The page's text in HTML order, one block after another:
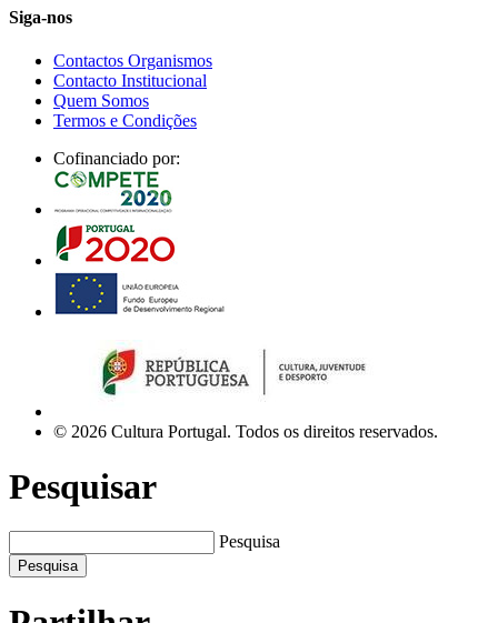
Siga-nos
Contactos Organismos
Contacto Institucional
Quem Somos
Termos e Condições
Cofinanciado por:
© 2026 Cultura Portugal. Todos os direitos reservados.
Pesquisar
Pesquisa
Pesquisa